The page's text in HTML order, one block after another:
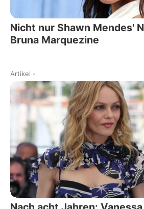
Nicht nur Shawn Mendes'
Bruna Marquezine
Artikel -